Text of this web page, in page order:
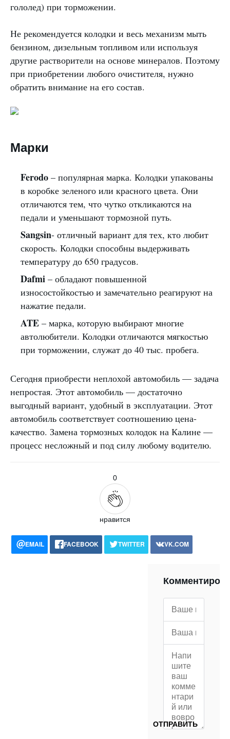
гололед) при торможении.
Не рекомендуется колодки и весь механизм мыть
бензином, дизельным топливом или используя
другие растворители на основе минералов. Поэтому
при приобретении любого очистителя, нужно
обратить внимание на его состав.
Марки
Ferodo – популярная марка. Колодки упакованы
в коробке зеленого или красного цвета. Они
отличаются тем, что чутко откликаются на
педали и уменьшают тормозной путь.
Sangsin- отличный вариант для тех, кто любит
скорость. Колодки способны выдерживать
температуру до 650 градусов.
Dafmi – обладают повышенной
износостойкостью и замечательно реагируют на
нажатие педали.
ATE – марка, которую выбирают многие
автолюбители. Колодки отличаются мягкостью
при торможении, служат до 40 тыс. пробега.
Сегодня приобрести неплохой автомобиль — задача
непростая. Этот автомобиль — достаточно
выгодный вариант, удобный в эксплуатации. Этот
автомобиль соответствует соотношению цена-
качество. Замена тормозных колодок на Калине —
процесс несложный и под силу любому водителю.
0
нравится
EMAIL FACEBOOK TWITTER
VK.COM